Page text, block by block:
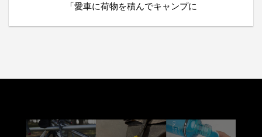
「愛車に荷物を積んでキャンプに